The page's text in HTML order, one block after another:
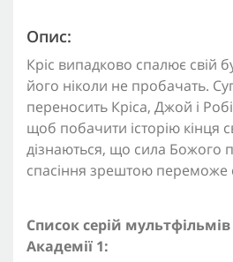
Опис:
Кріс випадково спалює свій
його ніколи не пробачать.
переносить Кріса, Джой і
щоб побачити історію кінця
дізнаються, що сила Божого
спасіння зрештою переможе
Список серій
Академії 1: